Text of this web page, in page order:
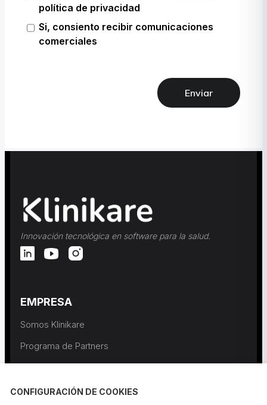
política de privacidad
Si, consiento recibir comunicaciones
comerciales
Enviar
Innovación tecnológica en software para la salud.
EMPRESA
Somos Klinikare
Programa de Partners
Contactar
CONFIGURACIÓN DE COOKIES